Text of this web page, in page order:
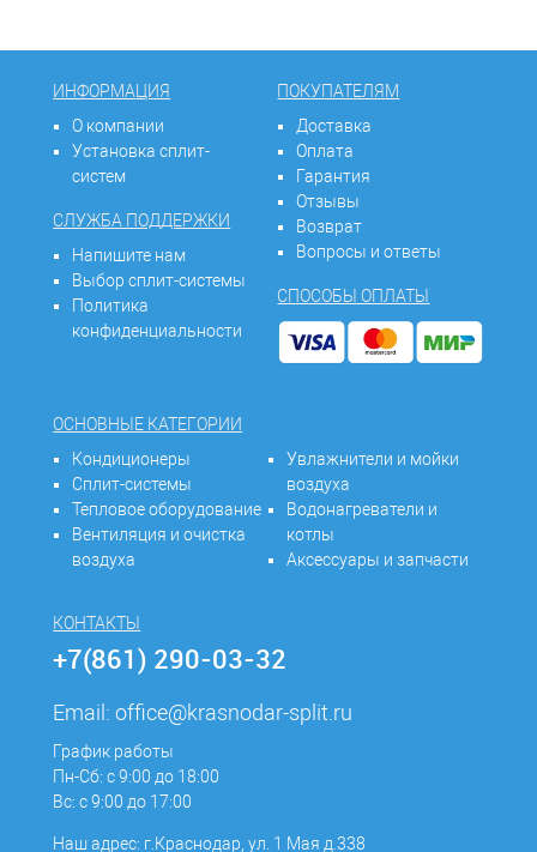
ИНФОРМАЦИЯ
О компании
Установка сплит-
систем
СЛУЖБА ПОДДЕРЖКИ
Напишите нам
Выбор сплит-системы
Политика
конфиденциальности
ПОКУПАТЕЛЯМ
Доставка
Оплата
Гарантия
Отзывы
Возврат
Вопросы и ответы
СПОСОБЫ ОПЛАТЫ
ОСНОВНЫЕ КАТЕГОРИИ
Кондиционеры
Сплит-системы
Тепловое оборудование
Вентиляция и очистка
воздуха
Увлажнители и мойки
воздуха
Водонагреватели и
котлы
Аксессуары и запчасти
КОНТАКТЫ
+7(861) 290-03-32
Email:office@krasnodar-split.ru
График работы
Пн-Сб: с 9:00 до 18:00
Вс: с 9:00 до 17:00
Наш адрес: г.Краснодар, ул. 1 Мая д.338